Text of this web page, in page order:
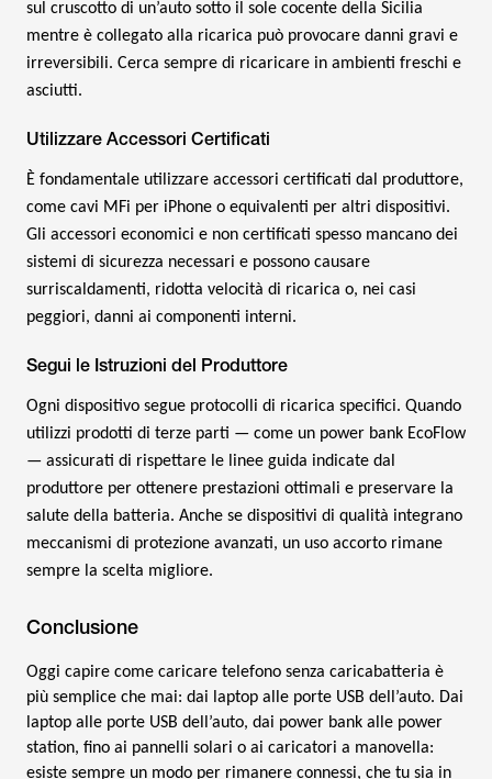
sul cruscotto di un’auto sotto il sole cocente della Sicilia
mentre è collegato alla ricarica può provocare danni gravi e
irreversibili. Cerca sempre di ricaricare in ambienti freschi e
asciutti.
Utilizzare Accessori Certificati
È fondamentale utilizzare accessori certificati dal produttore,
come cavi MFi per iPhone o equivalenti per altri dispositivi.
Gli accessori economici e non certificati spesso mancano dei
sistemi di sicurezza necessari e possono causare
surriscaldamenti, ridotta velocità di ricarica o, nei casi
peggiori, danni ai componenti interni.
Segui le Istruzioni del Produttore
Ogni dispositivo segue protocolli di ricarica specifici. Quando
utilizzi prodotti di terze parti — come un power bank EcoFlow
— assicurati di rispettare le linee guida indicate dal
produttore per ottenere prestazioni ottimali e preservare la
salute della batteria. Anche se dispositivi di qualità integrano
meccanismi di protezione avanzati, un uso accorto rimane
sempre la scelta migliore.
Conclusione
Oggi capire come caricare telefono senza caricabatteria è
più semplice che mai: dai laptop alle porte USB dell’auto. Dai
laptop alle porte USB dell’auto, dai power bank alle power
station, fino ai pannelli solari o ai caricatori a manovella:
esiste sempre un modo per rimanere connessi, che tu sia in